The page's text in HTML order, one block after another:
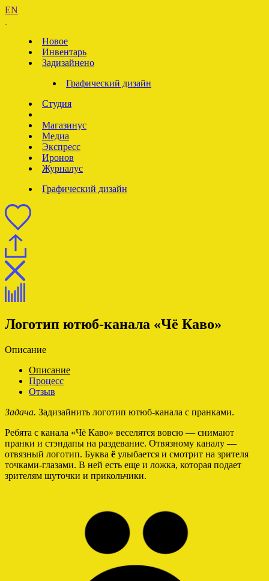
EN
Новое
Инвентарь
Задизайнено
Графический дизайн
Студия
Магазинус
Медиа
Экспресс
Иронов
Журналус
Графический дизайн
Логотип ютюб-канала «Чё Каво»
Описание
Описание
Процесс
Отзыв
Задача. Задизайнить логотип ютюб-канала с пранками.
Ребята с канала «Чё Каво» веселятся вовсю — снимают
пранки и стэндапы на раздевание. Отвязному каналу —
отвязный логотип. Буква ё улыбается и смотрит на зрителя
точками-глазами. В ней есть еще и ложка, которая подает
зрителям шуточки и прикольчики.